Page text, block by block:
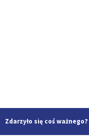
Zdarzyło się coś ważnego?